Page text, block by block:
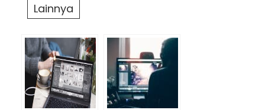
Lainnya